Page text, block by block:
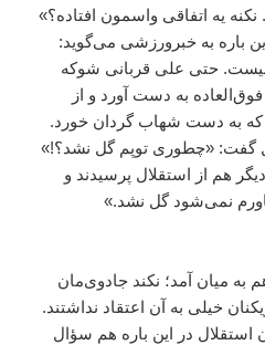
یه اتفاقی واسمون افتاده؟»
باره به خبرورزشی می‌گوید:
نیست. حتی علی قربانی شوکه
به دست آورد و از
زد که به دست شهاب گردان خورد.
گفت: «چطوری توپم گل نشد؟!»
هم از استقلال پرسیدند و
نمی‌شود گل نشد.»
به میان آمد‌؛ نکند جادوی‌مان
خیلی به آن اعتقاد نداشتند.
استقلال در این باره هم سؤال